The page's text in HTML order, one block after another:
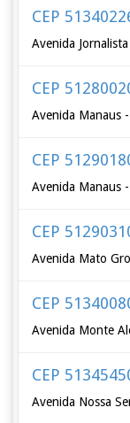
CEP
Avenida
CEP
Avenida Manaus
CEP
Avenida Manaus
CEP
Avenida Mato
CEP
Avenida Monte
CEP
Avenida Nossa